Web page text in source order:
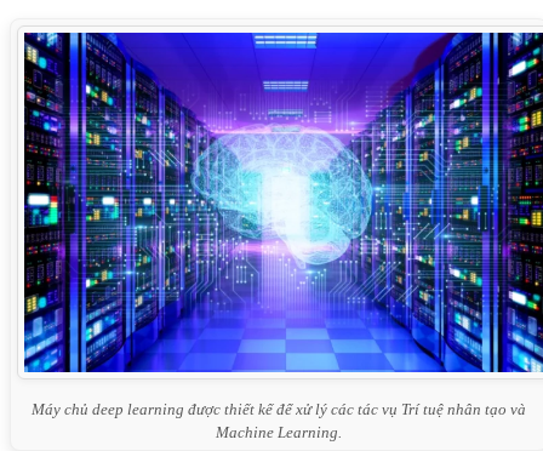
Máy chủ deep learning được thiết kế để xử lý các tác vụ Trí tuệ nhân tạo và
Machine Learning.